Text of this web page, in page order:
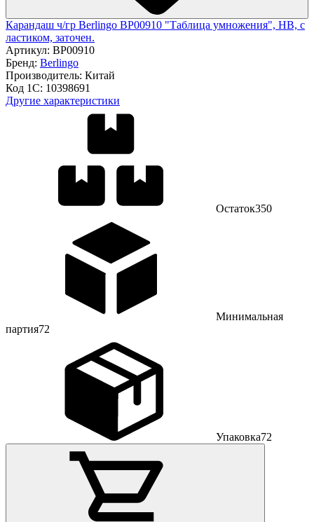
Карандаш ч/гр Berlingo BP00910 "Таблица умножения", HB, c
ластиком, заточен.
Артикул: BP00910
Бренд: Berlingo
Производитель: Китай
Код 1С: 10398691
Другие характеристики
Остаток350
Минимальная
партия72
Упаковка72